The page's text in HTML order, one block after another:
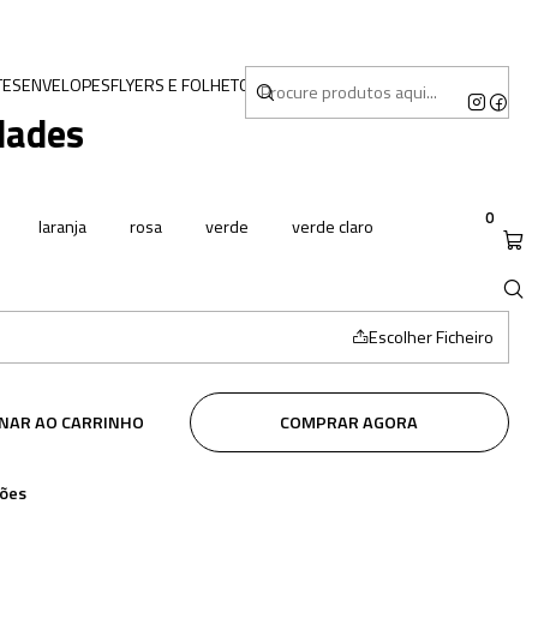
ENVELOPESFLYERS E FOLHETOSMERCHANDISING
0
laranja rosa verde verde claro
Escolher Ficheiro
AO CARRINHO COMPRAR AGORA